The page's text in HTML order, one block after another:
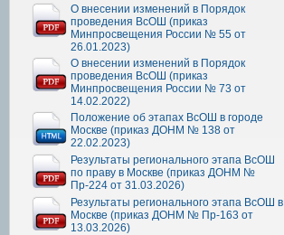
О внесении изменений в Порядок
проведения ВсОШ (приказ
Минпросвещения России № 55 от
26.01.2023)
О внесении изменений в Порядок
проведения ВсОШ (приказ
Минпросвещения России № 73 от
14.02.2022)
Положение об этапах ВсОШ в городе
Москве (приказ ДОНМ № 138 от
22.02.2023)
Результаты регионального этапа ВсОШ
по праву в Москве (приказ ДОНМ №
Пр-224 от 31.03.2026)
Результаты регионального этапа ВсОШ в
Москве (приказ ДОНМ № Пр-163 от
13.03.2026)